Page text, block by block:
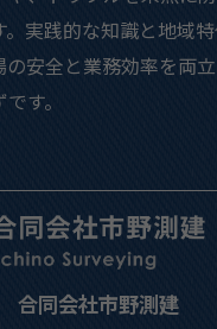
実践的な知識と地域
安全と業務効率を両
す。
合同会社市野測建